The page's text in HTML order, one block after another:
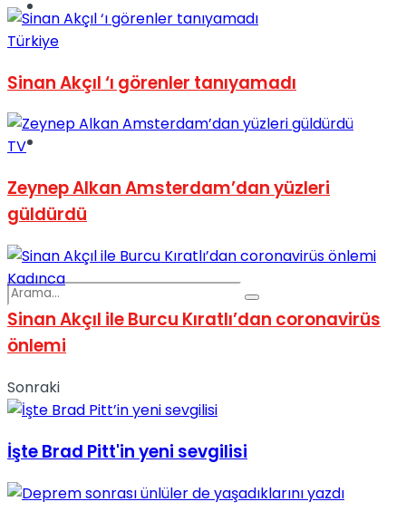
Türkiye
Sinan Akçıl ‘ı görenler tanıyamadı
TV
Zeynep Alkan Amsterdam’dan yüzleri
güldürdü
Kadınca
Sinan Akçıl ile Burcu Kıratlı’dan coronavirüs
önlemi
Sonraki
İşte Brad Pitt'in yeni sevgilisi